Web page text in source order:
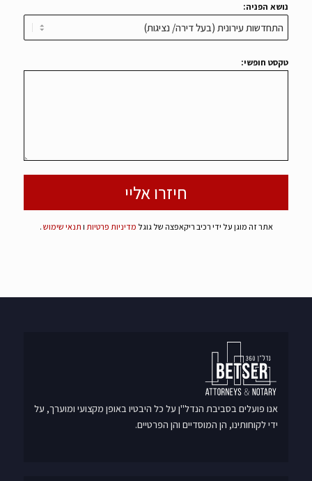
נושא הפניה:
טקסט חופשי:
אתר זה מוגן על ידי רכיב ריקאפצה של גוגל מדיניות פרטיות ו תנאי שימוש .
אנו פועלים בסביבת הנדל"ן על כל היבטיו באופן מקצועי ומוערך, על
ידי לקוחותינו, הן המוסדיים והן הפרטיים.